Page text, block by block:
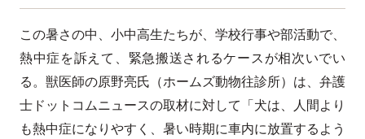
この暑さの中、小中高生たちが、学校行事や部活動で、
熱中症を訴えて、緊急搬送されるケースが相次いでい
る。獣医師の原野亮氏（ホームズ動物往診所）は、弁護
士ドットコムニュースの取材に対して「犬は、人間より
も熱中症になりやすく、暑い時期に車内に放置するよう